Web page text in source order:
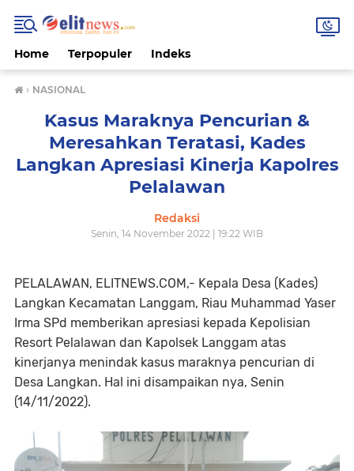
Home Terpopuler Indeks
› NASIONAL
Kasus Maraknya Pencurian &
Meresahkan Teratasi, Kades
Langkan Apresiasi Kinerja Kapolres
Pelalawan
Redaksi
Senin, 14 November 2022 | 19:22 WIB
PELALAWAN, ELITNEWS.COM,- Kepala Desa (Kades)
Langkan Kecamatan Langgam, Riau Muhammad Yaser
Irma SPd memberikan apresiasi kepada Kepolisian
Resort Pelalawan dan Kapolsek Langgam atas
kinerjanya menindak kasus maraknya pencurian di
Desa Langkan. Hal ini disampaikan nya, Senin
(14/11/2022).